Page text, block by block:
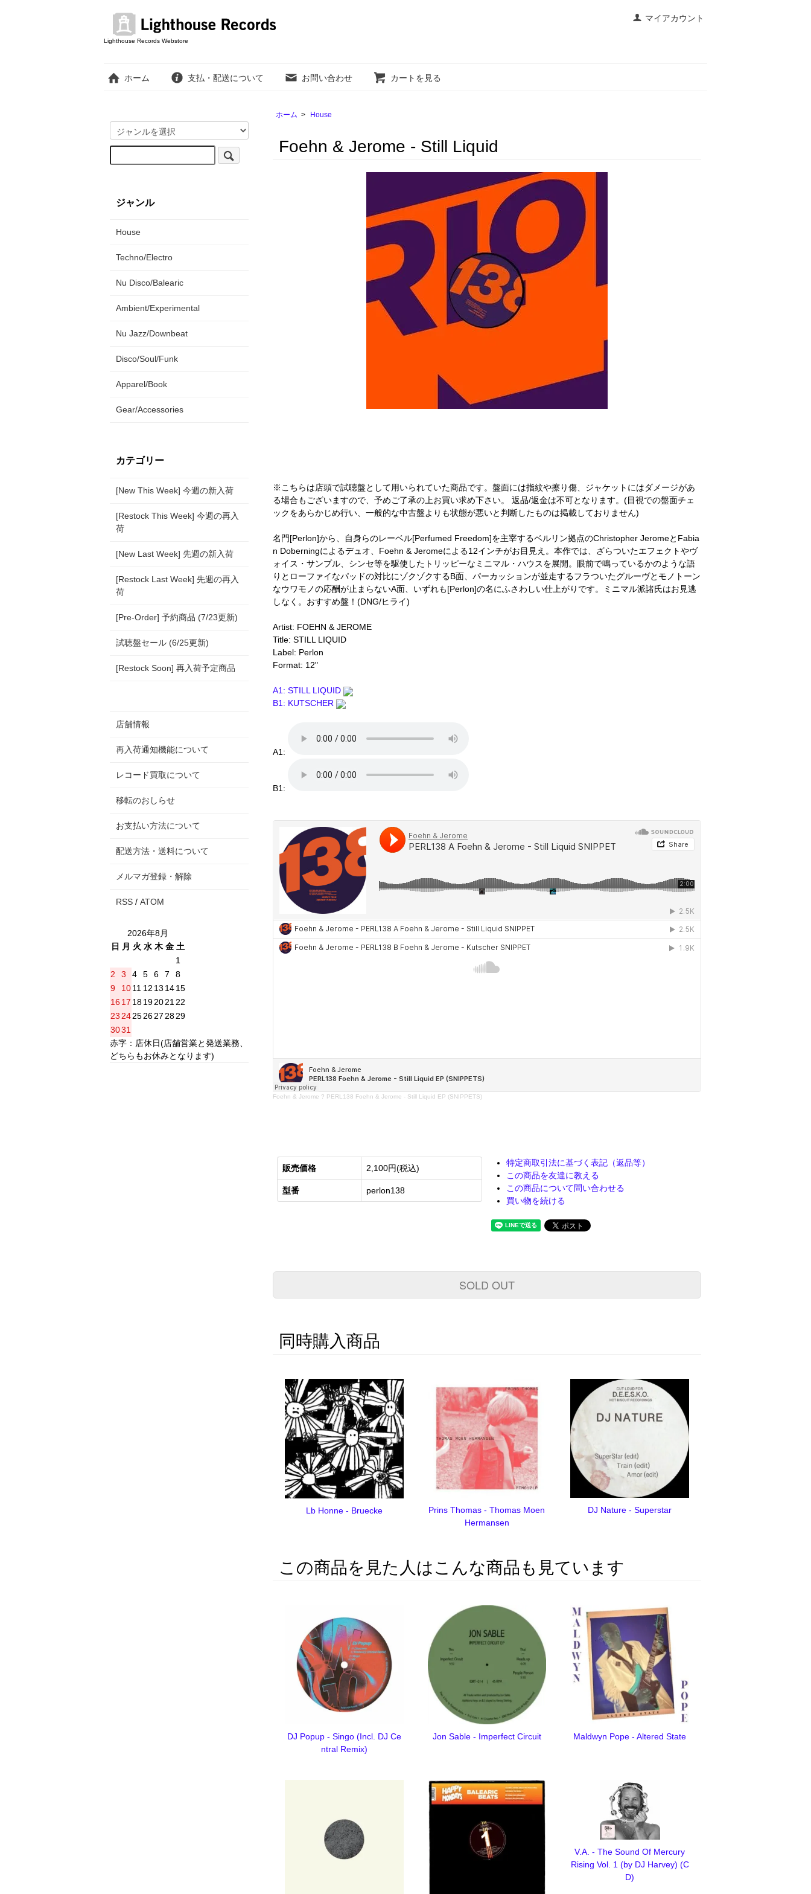
マイアカウント
Lighthouse Records Webstore
ホーム 支払・配送について お問い合わせ カートを見る
ホーム > House
Foehn & Jerome - Still Liquid
※こちらは店頭で試聴盤として用いられていた商品です。盤面には指紋や擦り傷、ジャケットにはダメージがあ
る場合もございますので、予めご了承の上お買い求め下さい。 返品/返金は不可となります。(目視での盤面チェ
ックをあらかじめ行い、一般的な中古盤よりも状態が悪いと判断したものは掲載しておりません)
名門[Perlon]から、自身らのレーベル[Perfumed Freedom]を主宰するベルリン拠点のChristopher JeromeとFabia
n Doberningによるデュオ、Foehn & Jeromeによる12インチがお目見え。本作では、ざらついたエフェクトやヴ
ォイス・サンプル、シンセ等を駆使したトリッピーなミニマル・ハウスを展開。眼前で鳴っているかのような語
りとローファイなパッドの対比にゾクゾクするB面、パーカッションが並走するフラついたグルーヴとモノトーン
なウワモノの応酬が止まらないA面、いずれも[Perlon]の名にふさわしい仕上がりです。ミニマル派諸氏はお見逃
しなく。おすすめ盤！(DNG/ヒライ)
Artist: FOEHN & JEROME
Title: STILL LIQUID
Label: Perlon
Format: 12"
A1: STILL LIQUID
B1: KUTSCHER
A1:
B1:
Foehn & Jerome ? PERL138 Foehn & Jerome - Still Liquid EP (SNIPPETS)
販売価格 2,100円(税込)
型番 perlon138
特定商取引法に基づく表記（返品等）
この商品を友達に教える
この商品について問い合わせる
買い物を続ける
SOLD OUT
同時購入商品
Lb Honne - Bruecke
Prins Thomas - Thomas Moen
Hermansen
DJ Nature - Superstar
この商品を見た人はこんな商品も見ています
DJ Popup - Singo (Incl. DJ Ce
ntral Remix)
Jon Sable - Imperfect Circuit Maldwyn Pope - Altered State
V.A. - The Sound Of Mercury
Rising Vol. 1 (by DJ Harvey) (C
D)
ジャンル
House
Techno/Electro
Nu Disco/Balearic
Ambient/Experimental
Nu Jazz/Downbeat
Disco/Soul/Funk
Apparel/Book
Gear/Accessories
カテゴリー
[New This Week] 今週の新入荷
[Restock This Week] 今週の再入
荷
[New Last Week] 先週の新入荷
[Restock Last Week] 先週の再入
荷
[Pre-Order] 予約商品 (7/23更新)
試聴盤セール (6/25更新)
[Restock Soon] 再入荷予定商品
店舗情報
再入荷通知機能について
レコード買取について
移転のおしらせ
お支払い方法について
配送方法・送料について
メルマガ登録・解除
RSS / ATOM
2026年8月
日
月 火 水 木 金 土
1
2
3 4 5 6 7
8
9
1011 12 13 1415
16 17 18192021 22
23 24252627 2829
3031
赤字：店休日(店舗営業と発送業務、
どちらもお休みとなります)